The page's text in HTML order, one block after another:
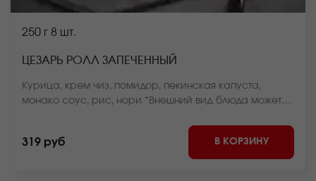
250 г 8 шт.
ЦЕЗАРЬ РОЛЛ ЗАПЕЧЕННЫЙ
Курица, крем чиз, помидор, пекинская капуста,
монако соус, рис, нори *Внешний вид блюда может
319 руб В КОРЗИНУ